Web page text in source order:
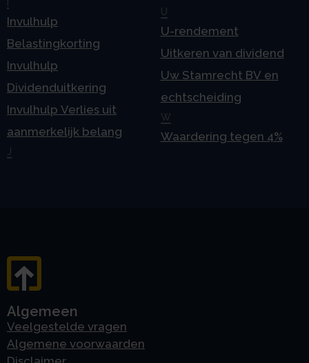
Invulhulp
Belastingkorting
Invulhulp
Dividenduitkering
Invulhulp Verlies uit
aanmerkelijk belang
U
U-rendement
Uitkeren van dividend
Uw Stamrecht BV en
echtscheiding
W
Waardering tegen 4%
Algemeen
Veelgestelde vragen
Algemene voorwaarden